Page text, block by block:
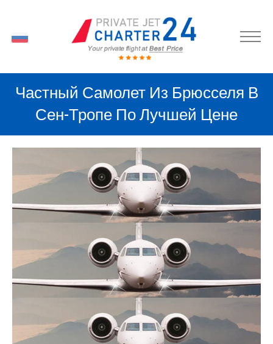
Частный Самолет Из Брюсселя В
Сен-Тропе По Лучшей Цене